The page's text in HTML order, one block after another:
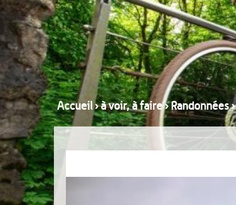
Accueil›à voir, à faire›Randonnées›